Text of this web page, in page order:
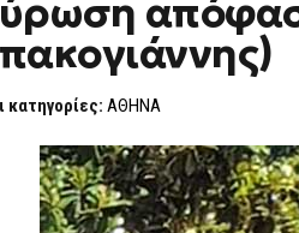
κατηγορίες: ΑΘΗΝΑ